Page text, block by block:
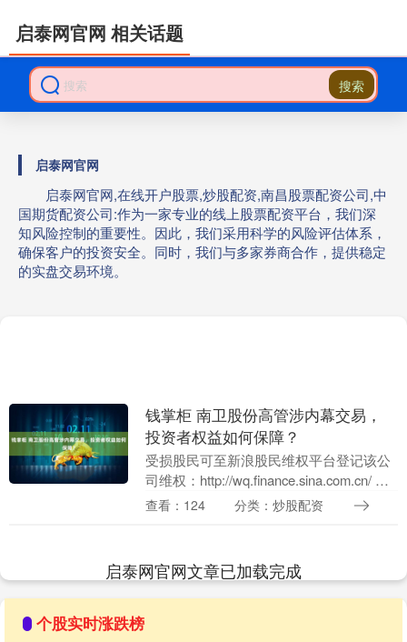
搜索
启泰网官网
启泰网官网,在线开户股票,炒股配资,南昌股票配资公司,中
国期货配资公司:作为一家专业的线上股票配资平台，我们深
知风险控制的重要性。因此，我们采用科学的风险评估体系，
确保客户的投资安全。同时，我们与多家券商合作，提供稳定
的实盘交易环境。
启泰网官网 相关话题
钱掌柜 南卫股份高管涉内幕交易，
投资者权益如何保障？
受损股民可至新浪股民维权平台登记该公
司维权：http://wq.finance.sina.com.cn/ 关
注@新浪证券、微信关注新浪券商基金、
查看：124 分类：炒股配资
启泰网官网文章已加载完成
个股实时涨跌榜